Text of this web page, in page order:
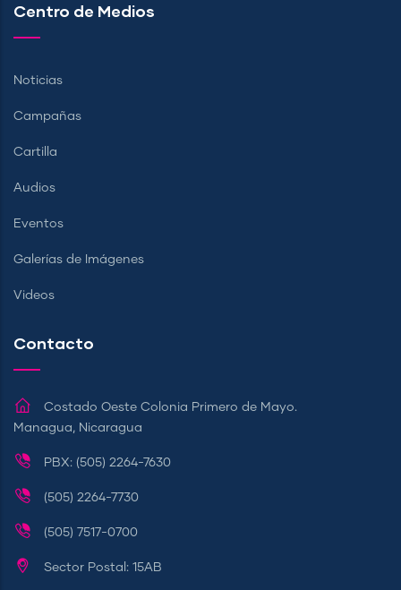
Centro de Medios
Noticias
Campañas
Cartilla
Audios
Eventos
Galerías de Imágenes
Videos
Contacto
Costado Oeste Colonia Primero de Mayo.
Managua, Nicaragua
PBX: (505) 2264-7630
(505) 2264-7730
(505) 7517-0700
Sector Postal: 15AB